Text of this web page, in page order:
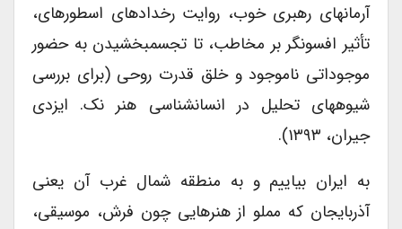
آرمان­های رهبری خوب، روایت رخدادهای اسطوره­ای،
تأثیر افسون­گر بر مخاطب، تا تجسم­بخشیدن به حضور
موجوداتی ناموجود و خلق قدرت روحی (برای بررسی
شیوه­های تحلیل در انسان­شناسی هنر نک. ایزدی
جیران، ۱۳۹۳).
به ایران بیاییم و به منطقه شمال غرب آن یعنی
آذربایجان که مملو از هنرهایی چون فرش، موسیقی،